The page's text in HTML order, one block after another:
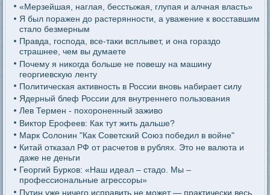
«Мерзейшая, наглая, бесстыжая, глупая и алчная власть»
Я был поражен до растерянности, а уважение к восставшим
стало безмерным
Правда, господа, все-таки всплывет, и она гораздо
страшнее, чем вы думаете
Почему я никогда больше не повешу на машину
георгиевскую ленту
Политическая активность в России вновь набирает силу
Ядерный блеф России для внутреннего пользования
Лев Термен - похороненный заживо
Виктор Ерофеев: Как тут жить дальше?
Марк Солонин "Как Советский Союз победил в войне"
Китай отказал РФ от расчетов в рублях. Это не валюта и
даже не деньги
Георгий Бурков: «Наш идеал – стадо. Мы –
профессиональные агрессоры»
Путин уже ничего исправить не может — практически весь